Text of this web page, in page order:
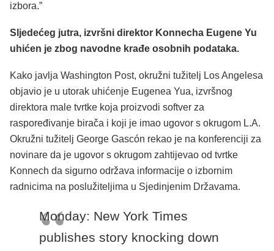
izbora.”
Sljedećeg jutra, izvršni direktor Konnecha Eugene Yu
uhićen je zbog navodne krađe osobnih podataka.
Kako javlja Washington Post, okružni tužitelj Los Angelesa
objavio je u utorak uhićenje Eugenea Yua, izvršnog
direktora male tvrtke koja proizvodi softver za
raspoređivanje birača i koji je imao ugovor s okrugom L.A.
Okružni tužitelj George Gascón rekao je na konferenciji za
novinare da je ugovor s okrugom zahtijevao od tvrtke
Konnech da sigurno održava informacije o izbornim
radnicima na poslužiteljima u Sjedinjenim Državama.
Monday: New York Times
publishes story knocking down